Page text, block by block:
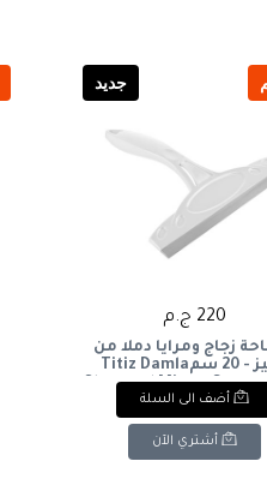
جديد
220 ج.م
زجاج ومرايا دملا من
تيتيز - 20 سمTitiz Damla
Glass and Mirror
أضف الى السلة
أشتري الآن